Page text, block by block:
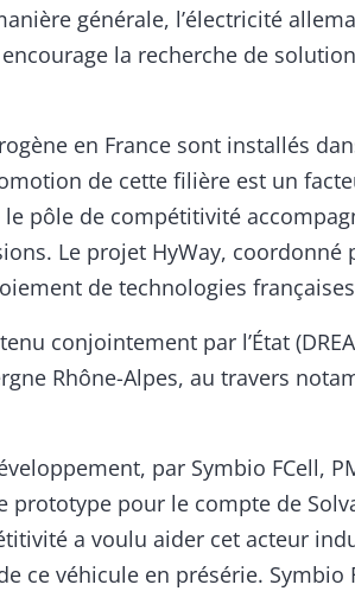
générale, l’électricité
la recherche de
en France sont installés
de cette filière est un
pôle de compétitivité
Le projet HyWay, coordonné
de technologies
conjointement par l’État
Rhône-Alpes, au travers
par Symbio FCell,
prototype pour le compte de
a voulu aider cet acteur
ce véhicule en présérie. Symbio